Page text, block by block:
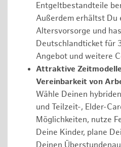
Entgeltbestandteile
Außerdem erhältst Du
Altersvorsorge und
Deutschlandticket für
Angebot und weitere
Attraktive
Vereinbarkeit von
Wähle Deinen
und Teilzeit-, Elder-
Möglichkeiten, nutze
Deine Kinder, plane
Deinen